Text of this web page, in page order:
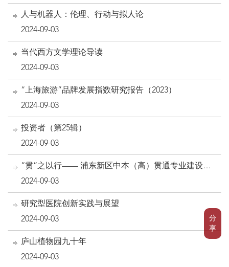
分
享
人与机器人：伦理、行动与拟人论
2024-09-03
当代西方文学理论导读
2024-09-03
“上海旅游”品牌发展指数研究报告（2023）
2024-09-03
投资者（第25辑）
2024-09-03
“贯”之以行—— 浦东新区中本（高）贯通专业建设成
果案例集
2024-09-03
研究型医院创新实践与展望
2024-09-03
庐山植物园九十年
2024-09-03